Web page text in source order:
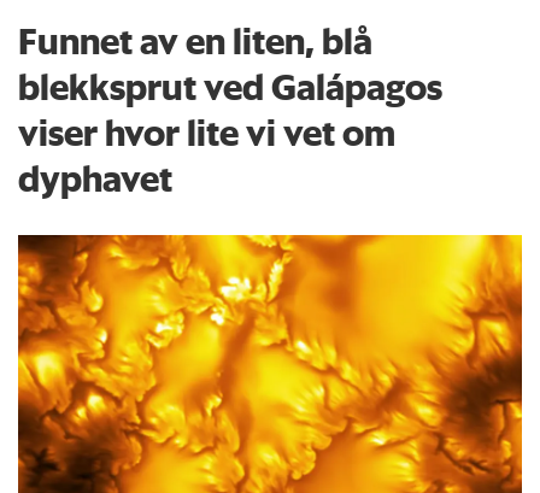
Funnet av en liten, blå
blekksprut ved Galápagos
viser hvor lite vi vet om
dyphavet